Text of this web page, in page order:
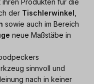
ihren Produkten für die
der Tischlerwinkel
sowie auch im Bereich
neue Maßstäbe in
sinnvoll und
nach in keiner